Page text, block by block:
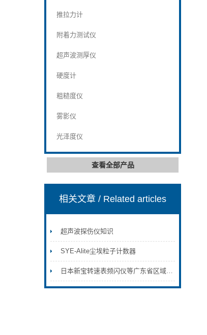
推拉力计
附着力测试仪
超声波测厚仪
硬度计
粗糙度仪
雾影仪
光泽度仪
查看全部产品
相关文章/ Related articles
超声波探伤仪知识
SYE-Alite尘埃粒子计数器
日本新宝转速表频闪仪等广东省区域一级代理 *销售